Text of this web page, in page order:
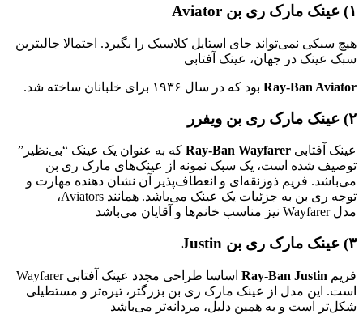
۱) عینک‌‌ مارک ری بن Aviator
هیچ سبکی نمی‌تواند جای استایل کلاسیک را بگیرد. احتمالا جالبترین
سبک عینک در جهان، عینک آفتابی
Ray-Ban Aviator بود که در سال ۱۹۳۶ برای خلبانان ساخته شد.
۲) عینک‌‌ مارک ری بن ویفرر
عینک آفتابی Ray-Ban Wayfarer که به عنوان یک عینک “بی‌نظیر”
توصیف شده است، یک سبک نمونه از عینک‌های مارک ری بن‌
می‌باشد. فریم ذوزنقه‌ای و انعطاف‌پذیر آن نشان دهنده مهارت و
توجه ری بن به جزئیات یک عینک می‌باشد. همانند Aviators،
مدل Wayfarer نیز مناسب خانم‌ها و آقایان می‌باشد
۳) عینک‌‌ مارک ری بن Justin
فریم Ray-Ban Justin
اساسا طراحی مجدد عینک آفتابی Wayfarer
است. این مدل از عینک مارک ری بن بزرگتر، تیره‌تر و مستطیلی
شکل‌تر است و به همین دلیل، مردانه‌تر می‌باشد